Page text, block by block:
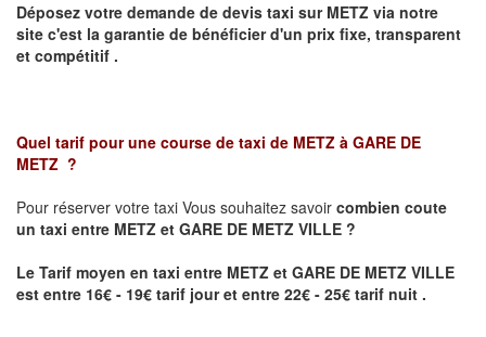
Déposez votre demande de devis taxi sur METZ via notre
site c'est la garantie de bénéficier d'un prix fixe, transparent
et compétitif .
Quel tarif pour une course de taxi de METZ à GARE DE
METZ ?
Pour réserver votre taxi Vous souhaitez savoir combien coute
un taxi entre METZ et GARE DE METZ VILLE ?
Le Tarif moyen en taxi entre METZ et GARE DE METZ VILLE
est entre 16€ - 19€ tarif jour et entre 22€ - 25€ tarif nuit .